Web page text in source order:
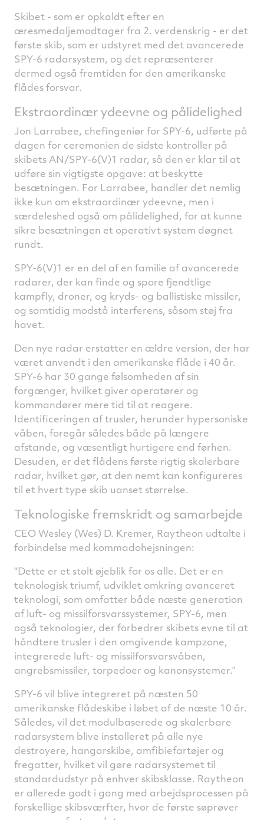
Skibet - som er opkaldt efter en
æresmedaljemodtager fra 2. verdenskrig - er det
første skib, som er udstyret med det avancerede
SPY-6 radarsystem, og det repræsenterer
dermed også fremtiden for den amerikanske
flådes forsvar.
Ekstraordinær ydeevne og pålidelighed
Jon Larrabee, chefingeniør for SPY-6, udførte på
dagen for ceremonien de sidste kontroller på
skibets AN/SPY-6(V)1 radar, så den er klar til at
udføre sin vigtigste opgave: at beskytte
besætningen. For Larrabee, handler det nemlig
ikke kun om ekstraordinær ydeevne, men i
særdeleshed også om pålidelighed, for at kunne
sikre besætningen et operativt system døgnet
rundt.
SPY-6(V)1 er en del af en familie af avancerede
radarer, der kan finde og spore fjendtlige
kampfly, droner, og kryds- og ballistiske missiler,
og samtidig modstå interferens, såsom støj fra
havet.
Den nye radar erstatter en ældre version, der har
været anvendt i den amerikanske flåde i 40 år.
SPY-6 har 30 gange følsomheden af sin
forgænger, hvilket giver operatører og
kommandører mere tid til at reagere.
Identificeringen af trusler, herunder hypersoniske
våben, foregår således både på længere
afstande, og væsentligt hurtigere end førhen.
Desuden, er det flådens første rigtig skalerbare
radar, hvilket gør, at den nemt kan konfigureres
til et hvert type skib uanset størrelse.
Teknologiske fremskridt og samarbejde
CEO Wesley (Wes) D. Kremer, Raytheon udtalte i
forbindelse med kommadohejsningen:
"Dette er et stolt øjeblik for os alle. Det er en
teknologisk triumf, udviklet omkring avanceret
teknologi, som omfatter både næste generation
af luft- og missilforsvarssystemer, SPY-6, men
også teknologier, der forbedrer skibets evne til at
håndtere trusler i den omgivende kampzone,
integrerede luft- og missilforsvarsvåben,
angrebsmissiler, torpedoer og kanonsystemer.”
SPY-6 vil blive integreret på næsten 50
amerikanske flådeskibe i løbet af de næste 10 år.
Således, vil det modulbaserede og skalerbare
radarsystem blive installeret på alle nye
destroyere, hangarskibe, amfibiefartøjer og
fregatter, hvilket vil gøre radarsystemet til
standardudstyr på enhver skibsklasse. Raytheon
er allerede godt i gang med arbejdsprocessen på
forskellige skibsværfter, hvor de første søprøver